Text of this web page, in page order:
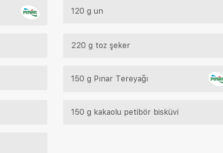
120 g un
220 g toz şeker
150 g Pınar Tereyağı
150 g kakaolu petibör bisküvi